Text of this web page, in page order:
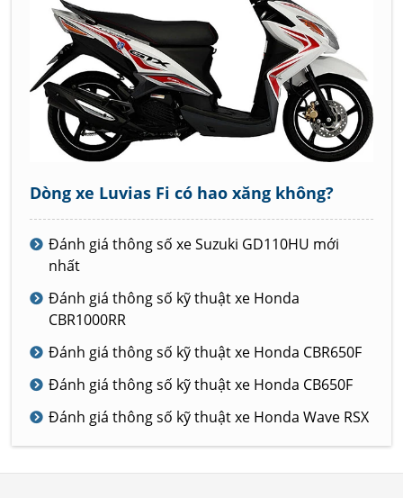
Dòng xe Luvias Fi có hao xăng không?
Đánh giá thông số xe Suzuki GD110HU mới
nhất
Đánh giá thông số kỹ thuật xe Honda
CBR1000RR
Đánh giá thông số kỹ thuật xe Honda CBR650F
Đánh giá thông số kỹ thuật xe Honda CB650F
Đánh giá thông số kỹ thuật xe Honda Wave RSX